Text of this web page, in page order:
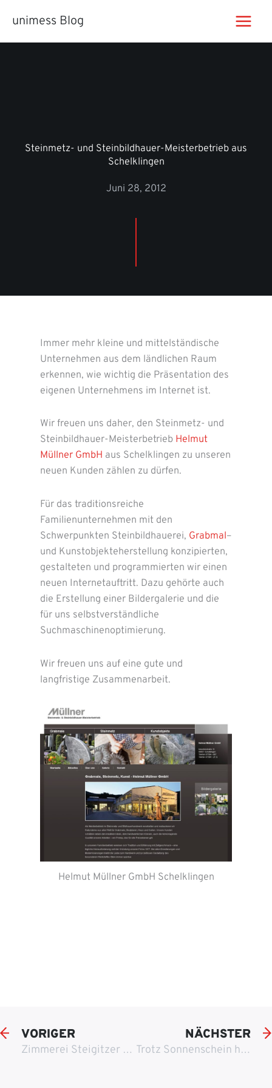
Inhaltunimess Blog
Steinmetz- und Steinbildhauer-Meisterbetrieb aus
Schelklingen
Juni 28, 2012
Immer mehr kleine und mittelständische
Unternehmen aus dem ländlichen Raum
erkennen, wie wichtig die Präsentation des
eigenen Unternehmens im Internet ist.
Wir freuen uns daher, den Steinmetz- und
Steinbildhauer-Meisterbetrieb Helmut
Müllner GmbH aus Schelklingen zu unseren
neuen Kunden zählen zu dürfen.
Für das traditionsreiche
Familienunternehmen mit den
Schwerpunkten Steinbildhauerei, Grabmal–
und Kunstobjekteherstellung konzipierten,
gestalteten und programmierten wir einen
neuen Internetauftritt. Dazu gehörte auch
die Erstellung einer Bildergalerie und die
für uns selbstverständliche
Suchmaschinenoptimierung.
Wir freuen uns auf eine gute und
langfristige Zusammenarbeit.
Helmut Müllner GmbH Schelklingen
VORIGER
Zimmerei Steigitzer mit neuem Internetauftritt
NÄCHSTER
Trotz Sonnenschein herrscht rege Betriebsamkeit